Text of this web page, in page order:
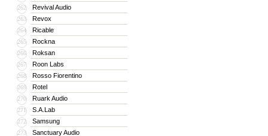
262 Revival Audio
263 Revox
264 Ricable
265 Rockna
266 Roksan
267 Roon Labs
268 Rosso Fiorentino
269 Rotel
270 Ruark Audio
271 S.A.Lab
272 Samsung
273 Sanctuary Audio